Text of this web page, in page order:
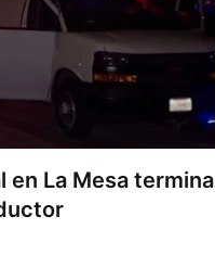
La Mesa termina